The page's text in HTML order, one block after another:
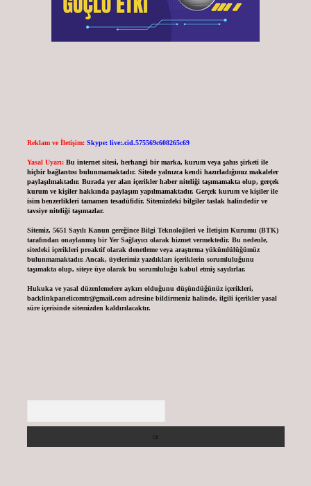
Reklam ve İletişim: Skype: live:.cid.575569c608265c69
Yasal Uyarı: Bu internet sitesi, herhangi bir marka, kurum veya şahıs şirketi ile
hiçbir bağlantısı bulunmamaktadır. Sitede yalnızca kendi hazırladığımız makaleler
paylaşılmaktadır. Burada yer alan içerikler haber niteliği taşımamakta olup, gerçek
kurum ve kişiler hakkında paylaşım yapılmamaktadır. Gerçek kurum ve kişiler ile
isim benzerlikleri tamamen tesadüfidir. Sitemizdeki bilgiler taslak halindedir ve
tavsiye niteliği taşımazlar.
Sitemiz, 5651 Sayılı Kanun gereğince Bilgi Teknolojileri ve İletişim Kurumu (BTK)
tarafından onaylanmış bir Yer Sağlayıcı olarak hizmet vermektedir. Bu nedenle,
sitedeki içerikleri proaktif olarak denetleme veya araştırma yükümlülüğümüz
bulunmamaktadır. Ancak, üyelerimiz yazdıkları içeriklerin sorumluluğunu
taşımakta olup, siteye üye olarak bu sorumluluğu kabul etmiş sayılırlar.
Hukuka ve yasal düzenlemelere aykırı olduğunu düşündüğünüz içerikleri,
backlinkpanelicomtr@gmail.comadresine bildirmeniz halinde, ilgili içerikler yasal
süre içerisinde sitemizden kaldırılacaktır.